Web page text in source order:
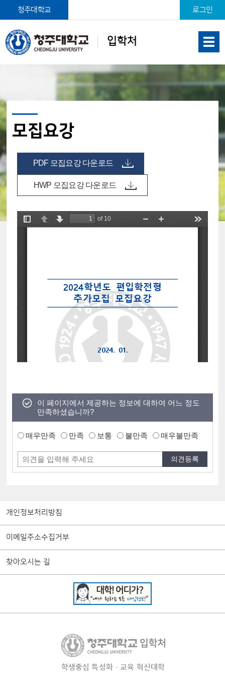
입학처
청주대학교 로그인
모집요강
PDF 모집요강 다운로드
HWP 모집요강 다운로드
이 페이지에서 제공하는 정보에 대하여 어느 정도
만족하셨습니까?
매우만족 만족 보통 불만족 매우불만족
개인정보처리방침
이메일주소수집거부
찾아오시는 길
학생중심 특성화·교육 혁신대학